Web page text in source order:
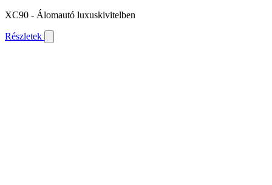
XC90 - Álomautó luxuskivitelben
Részletek